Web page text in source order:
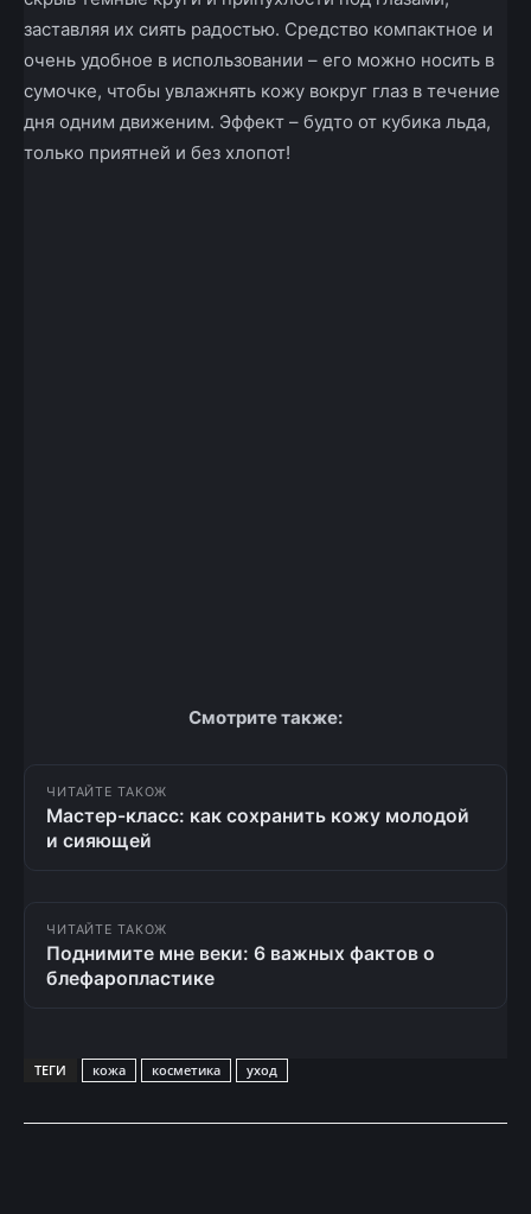
заставляя их сиять радостью. Средство компактное и
очень удобное в использовании – его можно носить в
сумочке, чтобы увлажнять кожу вокруг глаз в течение
дня одним движеним. Эффект – будто от кубика льда,
только приятней и без хлопот!
Смотрите также:
ЧИТАЙТЕ ТАКОЖ
Мастер-класс: как сохранить кожу молодой
и сияющей
ЧИТАЙТЕ ТАКОЖ
Поднимите мне веки: 6 важных фактов о
блефаропластике
ТЕГИ кожа косметика уход